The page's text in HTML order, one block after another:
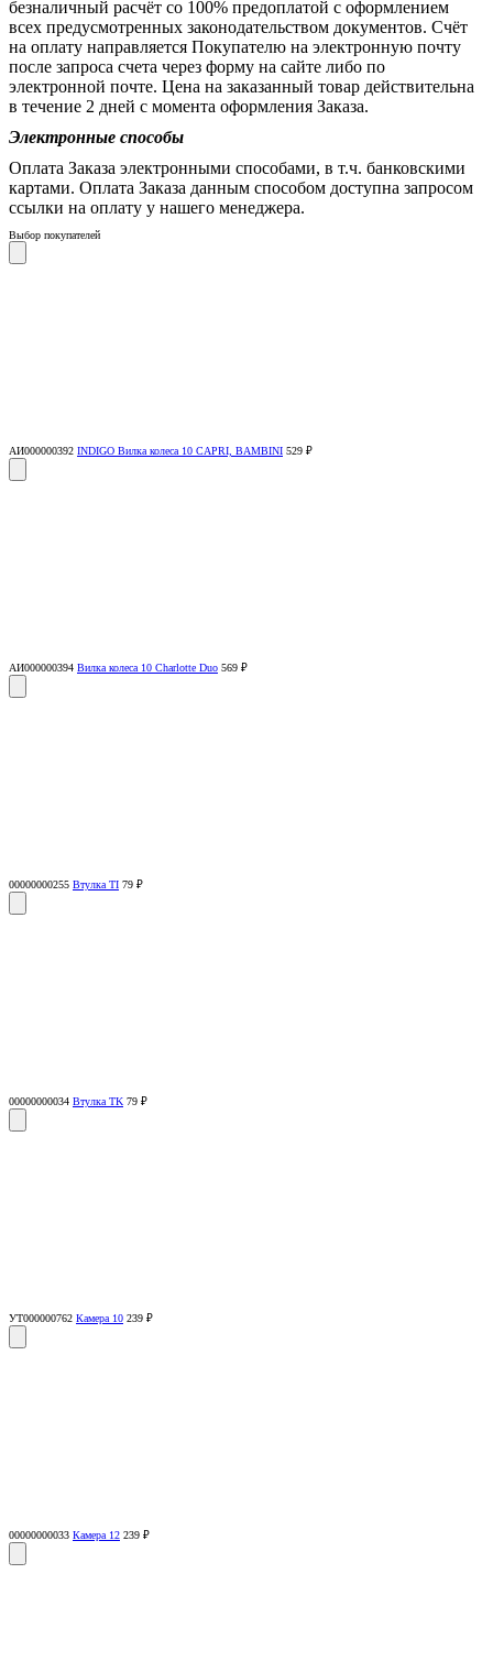
безналичный расчёт со 100% предоплатой с оформлением
всех предусмотренных законодательством документов. Счёт
на оплату направляется Покупателю на электронную почту
после запроса счета через форму на сайте либо по
электронной почте. Цена на заказанный товар действительна
в течение 2 дней с момента оформления Заказа.
Электронные способы
Оплата Заказа электронными способами, в т.ч. банковскими
картами. Оплата Заказа данным способом доступна запросом
ссылки на оплату у нашего менеджера.
Выбор покупателей
АИ000000392 INDIGO Вилка колеса 10 CAPRI, BAMBINI 529 ₽
АИ000000394 Вилка колеса 10 Charlotte Duo 569 ₽
00000000255 Втулка TI 79 ₽
00000000034 Втулка TK 79 ₽
УТ000000762 Камера 10 239 ₽
00000000033 Камера 12 239 ₽